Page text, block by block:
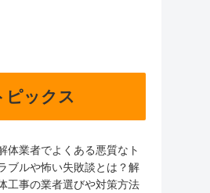
ピックス
体業者でよくある悪質なト
ブルや怖い失敗談とは？解
工事の業者選びや対策方法